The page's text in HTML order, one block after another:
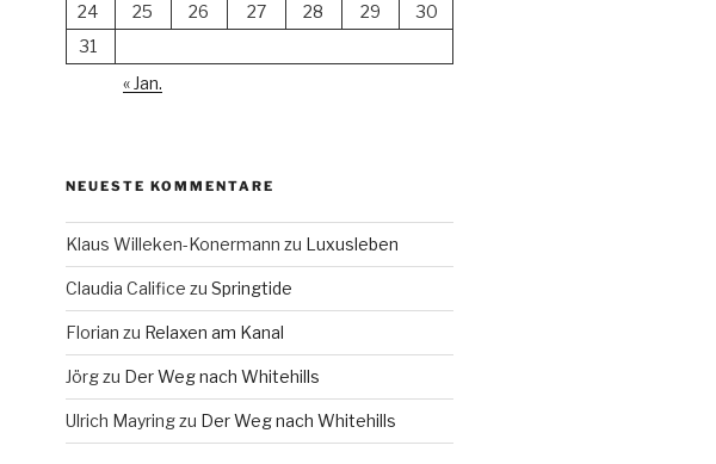
24
25 26 27 28 29
30
31
« Jan.
NEUESTE KOMMENTARE
Klaus Willeken-Konermann zu Luxusleben
Claudia Califice zu Springtide
Florian zu Relaxen am Kanal
Jörgzu Der Weg nach Whitehills
Ulrich Mayringzu Der Weg nach Whitehills